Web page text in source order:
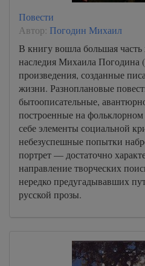
Повести
Автор: Погодин Михаил
В книгу вошла большая часть
наследия Михаила Погодина
произведения, созданные
жизни. Разноплановые
бытоописательные,
построенные на
себе элементы социальной
небезуспешные попытки
портрет — достаточно
направление творческих
нередко предугадывавших
русской прозы.